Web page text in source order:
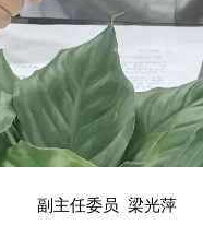
副主任委员 梁光萍